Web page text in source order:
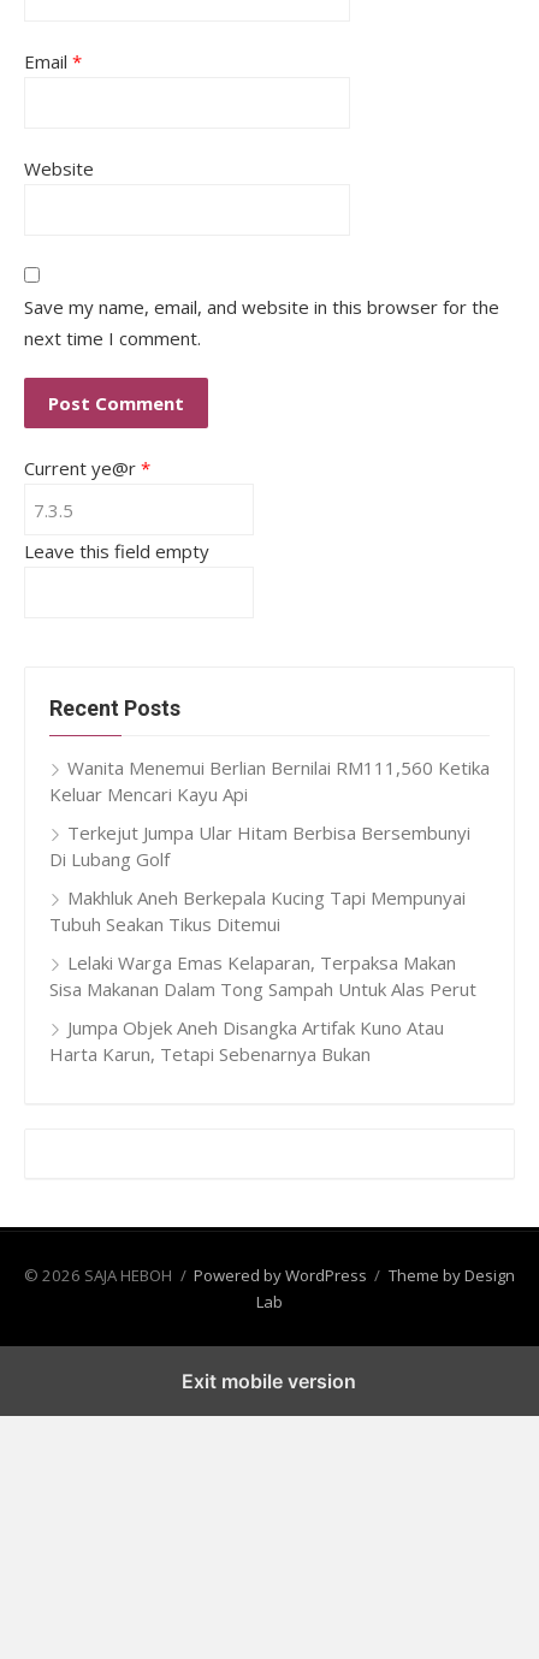
Email *
Website
Save my name, email, and website in this browser for the
next time I comment.
Current ye@r *
Leave this field empty
Recent Posts
Wanita Menemui Berlian Bernilai RM111,560 Ketika
Keluar Mencari Kayu Api
Terkejut Jumpa Ular Hitam Berbisa Bersembunyi
Di Lubang Golf
Makhluk Aneh Berkepala Kucing Tapi Mempunyai
Tubuh Seakan Tikus Ditemui
Lelaki Warga Emas Kelaparan, Terpaksa Makan
Sisa Makanan Dalam Tong Sampah Untuk Alas Perut
Jumpa Objek Aneh Disangka Artifak Kuno Atau
Harta Karun, Tetapi Sebenarnya Bukan
© 2026 SAJA HEBOH / Powered by WordPress / Theme by Design
Lab
Exit mobile version